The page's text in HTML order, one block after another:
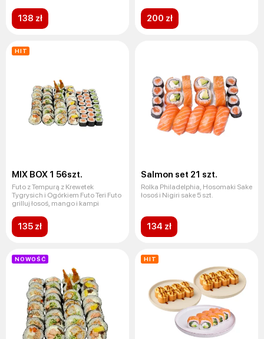
138 zł 200 zł
HIT
MIX BOX 1 56szt.
Futo z Tempurą z Krewetek
Tygrysich i Ogórkiem Futo Teri Futo
grilluj łosoś, mango i kampi
135 zł
Salmon set 21 szt.
Rolka Philadelphia, Hosomaki Sake
łosoś i Nigiri sake 5 szt.
134 zł
NOWOŚĆ HIT